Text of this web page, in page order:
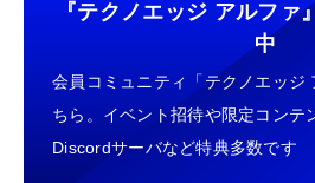
『テクノエッジ アルファ』
中
会員コミュニティ「テクノエッジ
ちら。イベント招待や限定コンテ
Discordサーバなど特典多数です